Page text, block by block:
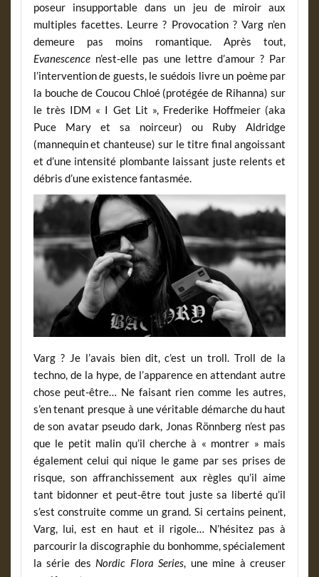
poseur insupportable dans un jeu de miroir aux
multiples facettes. Leurre ? Provocation ? Varg n’en
demeure pas moins romantique. Après tout,
Evanescencen’est-elle pas une lettre d’amour ? Par
l’intervention de guests, le suédois livre un poème par
la bouche de Coucou Chloé (protégée de Rihanna) sur
le très IDM « I Get Lit », Frederike Hoffmeier (aka
Puce Mary et sa noirceur) ou Ruby Aldridge
(mannequin et chanteuse) sur le titre final angoissant
et d’une intensité plombante laissant juste relents et
débris d’une existence fantasmée.
Varg ? Je l’avais bien dit, c’est un troll. Troll de la
techno, de la hype, de l’apparence en attendant autre
chose peut-être… Ne faisant rien comme les autres,
s’en tenant presque à une véritable démarche du haut
de son avatar pseudo dark, Jonas Rönnberg n’est pas
que le petit malin qu’il cherche à « montrer » mais
également celui qui nique le game par ses prises de
risque, son affranchissement aux règles qu’il aime
tant bidonner et peut-être tout juste sa liberté qu’il
s’est construite comme un grand. Si certains peinent,
Varg, lui, est en haut et il rigole… N’hésitez pas à
parcourir la discographie du bonhomme, spécialement
la série des Nordic Flora Series, une mine à creuser